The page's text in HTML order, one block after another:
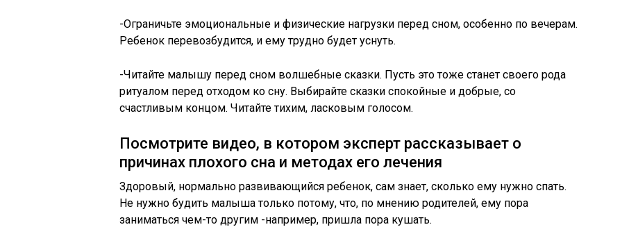
-Ограничьте эмоциональные и физические нагрузки перед сном, особенно по вечерам.
Ребенок перевозбудится, и ему трудно будет уснуть.
-Читайте малышу перед сном волшебные сказки. Пусть это тоже станет своего рода
ритуалом перед отходом ко сну. Выбирайте сказки спокойные и добрые, со
счастливым концом. Читайте тихим, ласковым голосом.
Посмотрите видео, в котором эксперт рассказывает о
причинах плохого сна и методах его лечения
Здоровый, нормально развивающийся ребенок, сам знает, сколько ему нужно спать.
Не нужно будить малыша только потому, что, по мнению родителей, ему пора
заниматься чем-то другим -например, пришла пора кушать.